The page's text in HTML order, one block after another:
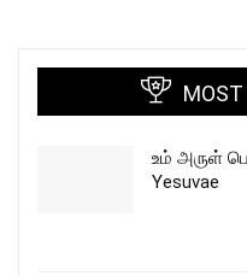
MOST
உம் அருள்
Yesuvae